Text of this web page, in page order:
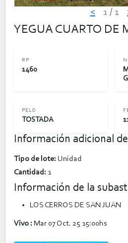
< 1 / 1
YEGUA CUARTO DE
RP
1460
PELO
TOSTADA
Información adicional
Tipo de lote: Unidad
Cantidad: 1
Información de la
LOS CERROS DE SAN JUAN
Vivo : Mar 07 Oct. 25 15:00hs